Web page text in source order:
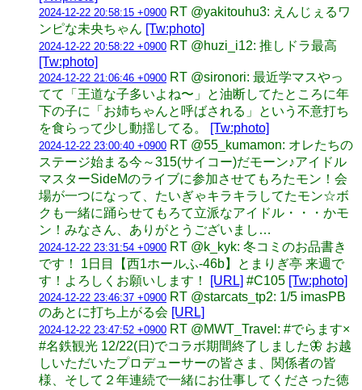
2024-12-22 20:58:15 +0900 RT @yakitouhu3: えんじぇるワ
ンピな未央ちゃん [Tw:photo]
2024-12-22 20:58:22 +0900 RT @huzi_i12: 推しドラ最高
[Tw:photo]
2024-12-22 21:06:46 +0900 RT @sironori: 最近学マスやっ
てて「王道な子多いよね〜」と油断してたところに年
下の子に「お姉ちゃんと呼ばされる」という不意打ち
を食らって少し動揺してる。
[Tw:photo]
2024-12-22 23:00:40 +0900 RT @55_kumamon: オレたちの
ステージ始まる今～315(サイコー)だモーン♪アイドル
マスターSideMのライブに参加させてもろたモン！会
場が一つになって、たいぎゃキラキラしてたモン☆ボ
クも一緒に踊らせてもろて立派なアイドル・・・かモ
ン！みなさん、ありがとうございまし…
2024-12-22 23:31:54 +0900 RT @k_kyk: 冬コミのお品書き
です！ 1日目【西1ホールふ-46b】とまりぎ亭 来週で
す！よろしくお願いします！
[URL] #C105 [Tw:photo]
2024-12-22 23:46:37 +0900 RT @starcats_tp2: 1/5 imasPB
のあとに打ち上がる会 [URL]
2024-12-22 23:47:52 +0900 RT @MWT_Travel: #でらます×
#名鉄観光 12/22(日)でコラボ期間終了しました🦋 お越
しいただいたプロデューサーの皆さま、関係者の皆
様、そして２年連続で一緒にお仕事してくださった徳